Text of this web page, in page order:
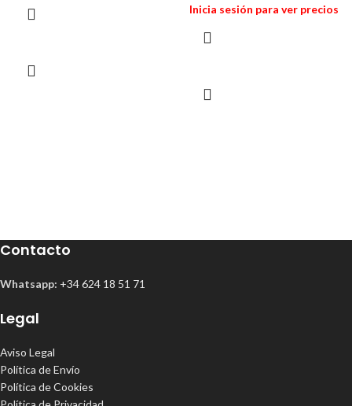
Inicia sesión para ver precios
Contacto
Whatsapp: +34 624 18 51 71
Legal
Aviso Legal
Política de Envío
Política de Cookies